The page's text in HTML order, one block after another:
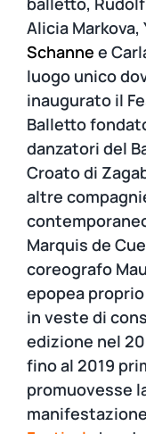
Alicia
Schanne e
luogo unico
inaugurato il
Balletto
danzatori del
Croato di
altre
Marquis de
coreografo
epopea
in veste di
edizione nel
fino al 2019
promuovesse